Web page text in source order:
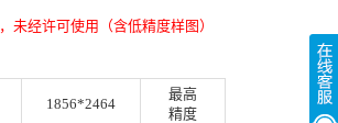
未经许可使用（含低精度样图）
1856*2464
最高
精度